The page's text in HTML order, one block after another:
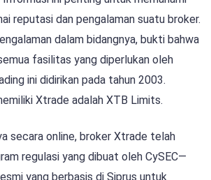
reputasi dan pengalaman suatu broker.
dalam bidangnya, bukti bahwa
fasilitas yang diperlukan oleh
ini didirikan pada tahun 2003.
Xtrade adalah XTB Limits.
secara online, broker Xtrade telah
regulasi yang dibuat oleh CySEC—
yang berbasis di Siprus untuk